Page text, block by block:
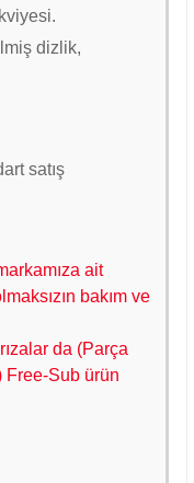
dizlik,
satış
ait
bakım ve
da (Parça
Free-Sub ürün